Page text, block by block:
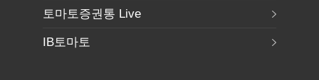
토마토증권통 Live
IB토마토